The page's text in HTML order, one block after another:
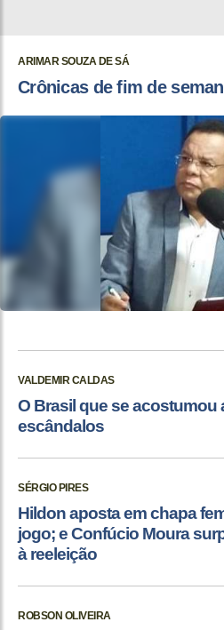
ARIMAR SOUZA DE SÁ
Crônicas de fim de
VALDEMIR CALDAS
O Brasil que se acostumou
escândalos
SÉRGIO PIRES
Hildon aposta em chapa
jogo; e Confúcio Moura
à reeleição
ROBSON OLIVEIRA